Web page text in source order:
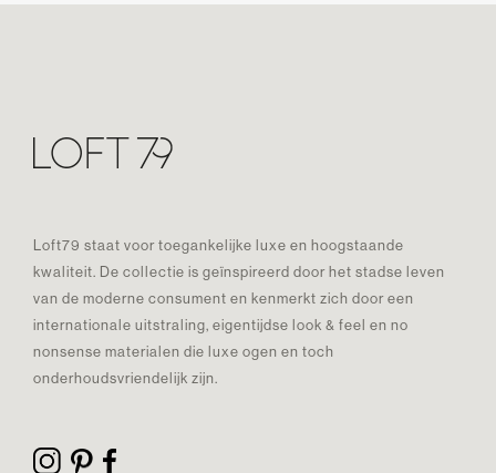
Loft79 staat voor toegankelijke luxe en hoogstaande
kwaliteit. De collectie is geïnspireerd door het stadse leven
van de moderne consument en kenmerkt zich door een
internationale uitstraling, eigentijdse look & feel en no
nonsense materialen die luxe ogen en toch
onderhoudsvriendelijk zijn.